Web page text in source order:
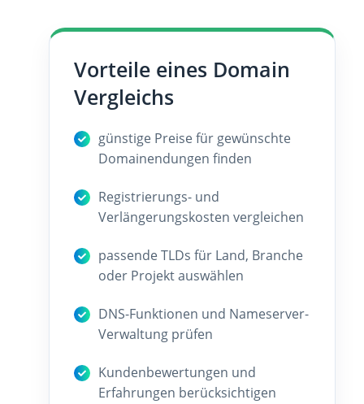
Vorteile eines Domain
Vergleichs
günstige Preise für gewünschte
Domainendungen finden
Registrierungs- und
Verlängerungskosten vergleichen
passende TLDs für Land, Branche
oder Projekt auswählen
DNS-Funktionen und Nameserver-
Verwaltung prüfen
Kundenbewertungen und
Erfahrungen berücksichtigen